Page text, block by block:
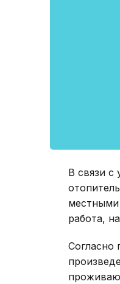
В связи с
местными
работа,
Согласно